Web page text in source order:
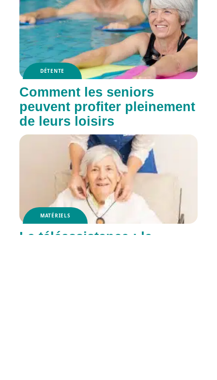
DÉTENTE
Comment les seniors
peuvent profiter pleinement
de leurs loisirs
MATÉRIELS
La téléassistance : le